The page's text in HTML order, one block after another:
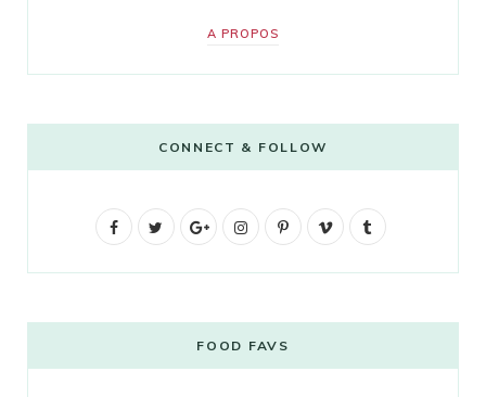
A PROPOS
CONNECT & FOLLOW
F
b
t
G
g
l
I
t
a
P
e
V
o
l
FOOD FAVS